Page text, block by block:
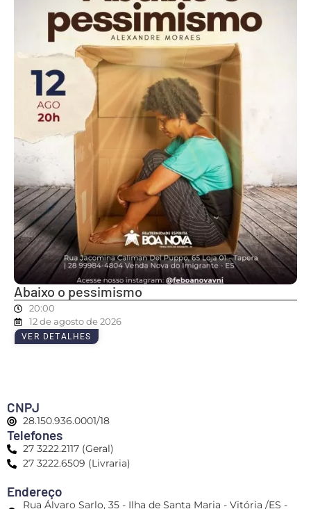
Abaixo o pessimismo
20:00
12 de agosto de 2026
VER DETALHES
CNPJ
28.150.936.0001/18
Telefones
27 3222.2117 (Geral)
27 3222.6509 (Livraria)
Endereço
Rua Álvaro Sarlo, 35 - Ilha de Santa Maria - Vitória /ES -